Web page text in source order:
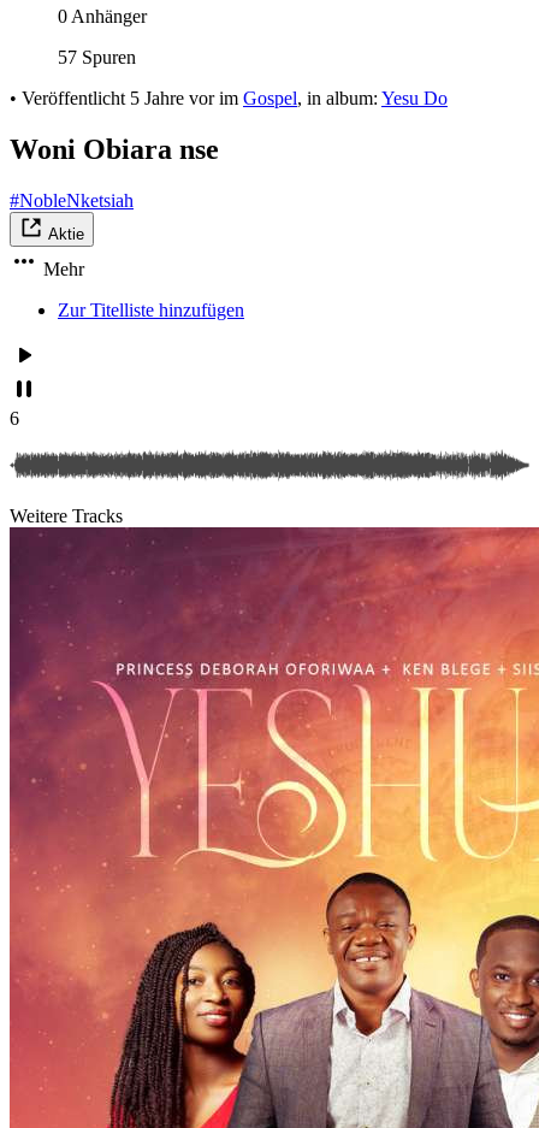
0 Anhänger
57 Spuren
• Veröffentlicht 5 Jahre vorim Gospel, in album: Yesu Do
Woni Obiara nse
#NobleNketsiah
Aktie
Mehr
Zur Titelliste hinzufügen
6
Weitere Tracks